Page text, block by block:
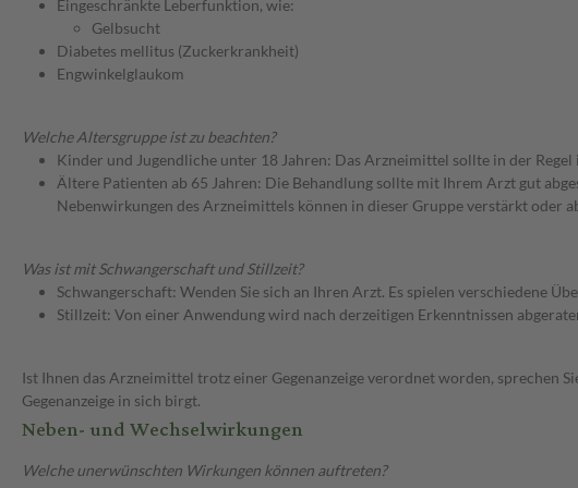
Eingeschränkte Leberfunktion, wie:
Gelbsucht
Diabetes mellitus (Zuckerkrankheit)
Engwinkelglaukom
Welche Altersgruppe ist zu beachten?
Kinder und Jugendliche unter 18 Jahren: Das Arzneimittel sollte in der
Ältere Patienten ab 65 Jahren: Die Behandlung sollte mit Ihrem Arzt gut
Nebenwirkungen des Arzneimittels können in dieser Gruppe verstärkt oder
Was ist mit Schwangerschaft und Stillzeit?
Schwangerschaft: Wenden Sie sich an Ihren Arzt. Es spielen verschiedene
Stillzeit: Von einer Anwendung wird nach derzeitigen Erkenntnissen
Ist Ihnen das Arzneimittel trotz einer Gegenanzeige verordnet worden, sprechen
Gegenanzeige in sich birgt.
Neben- und Wechselwirkungen
Welche unerwünschten Wirkungen können auftreten?